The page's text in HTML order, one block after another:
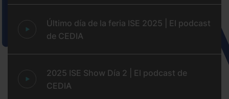
Último día de la feria ISE 2025 | El podcast
de CEDIA
2025 ISE Show Día 2 | El podcast de
CEDIA